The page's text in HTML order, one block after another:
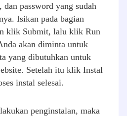
dan password yang sudah
Isikan pada bagian
klik Submit, lalu klik Run
akan diminta untuk
yang dibutuhkan untuk
Setelah itu klik Instal
instal selesai.
penginstalan, maka